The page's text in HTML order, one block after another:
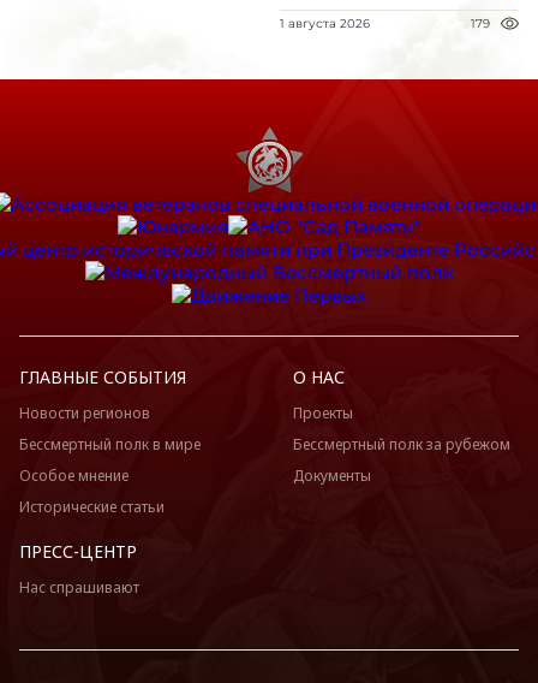
1 августа 2026 179
ГЛАВНЫЕ СОБЫТИЯ
Новости регионов
Бессмертный полк в мире
Особое мнение
Исторические статьи
О НАС
Проекты
Бессмертный полк за рубежом
Документы
ПРЕСС-ЦЕНТР
Нас спрашивают